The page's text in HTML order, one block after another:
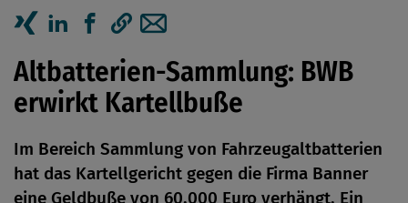
Seiteninhalt
Artikel auf Xing teilen
Artikel auf linkedIn teilen
Artikel auf Facebook teilen
Artikellink kopieren
Altbatterien-Sammlung: BWB
erwirkt Kartellbuße
Im Bereich Sammlung von Fahrzeugaltbatterien
hat das Kartellgericht gegen die Firma Banner
eine Geldbuße von 60.000 Euro verhängt. Ein